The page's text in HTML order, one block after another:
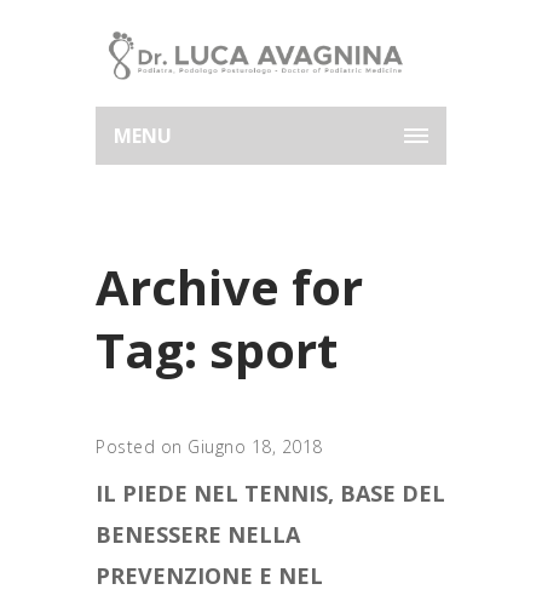
MENU
Archive for
Tag: sport
Posted on Giugno 18, 2018
IL PIEDE NEL TENNIS, BASE DEL
BENESSERE NELLA
PREVENZIONE E NEL